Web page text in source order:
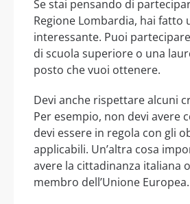
Se stai pensando di
Regione Lombardia, hai fatto
interessante. Puoi
di scuola superiore o una
posto che vuoi ottenere.
Devi anche rispettare alcuni
Per esempio, non devi avere
devi essere in regola con gli
applicabili. Un’altra cosa
avere la cittadinanza italiana
membro dell’Unione Europea.